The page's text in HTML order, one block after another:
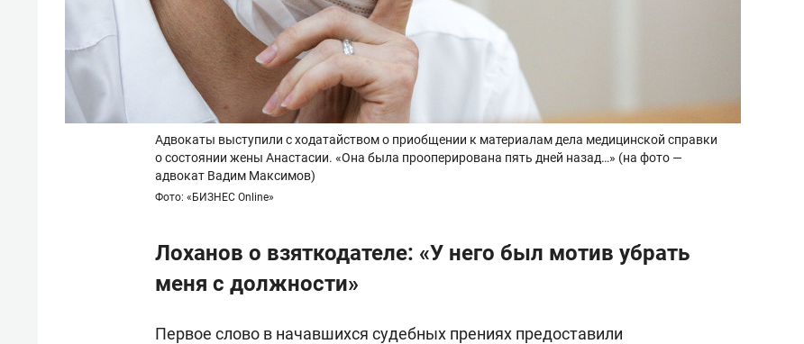
Адвокаты выступили с ходатайством о приобщении к материалам дела медицинской справки
о состоянии жены Анастасии. «Она была прооперирована пять дней назад…» (на фото —
адвокат Вадим Максимов)
Фото: «БИЗНЕС Online»
Лоханов о взяткодателе: «У него был мотив убрать
меня с должности»
Первое слово в начавшихся судебных прениях предоставили